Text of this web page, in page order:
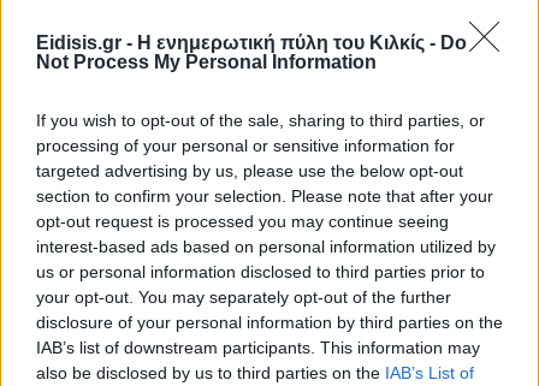
Eidisis.gr - Η ενημερωτική πύλη του Κιλκίς - Do
Not Process My Personal Information
If you wish to opt-out of the sale, sharing to third parties, or
processing of your personal or sensitive information for
targeted advertising by us, please use the below opt-out
section to confirm your selection. Please note that after your
opt-out request is processed you may continue seeing
interest-based ads based on personal information utilized by
us or personal information disclosed to third parties prior to
your opt-out. You may separately opt-out of the further
disclosure of your personal information by third parties on the
IAB’s list of downstream participants. This information may
also be disclosed by us to third parties on the IAB’s List of